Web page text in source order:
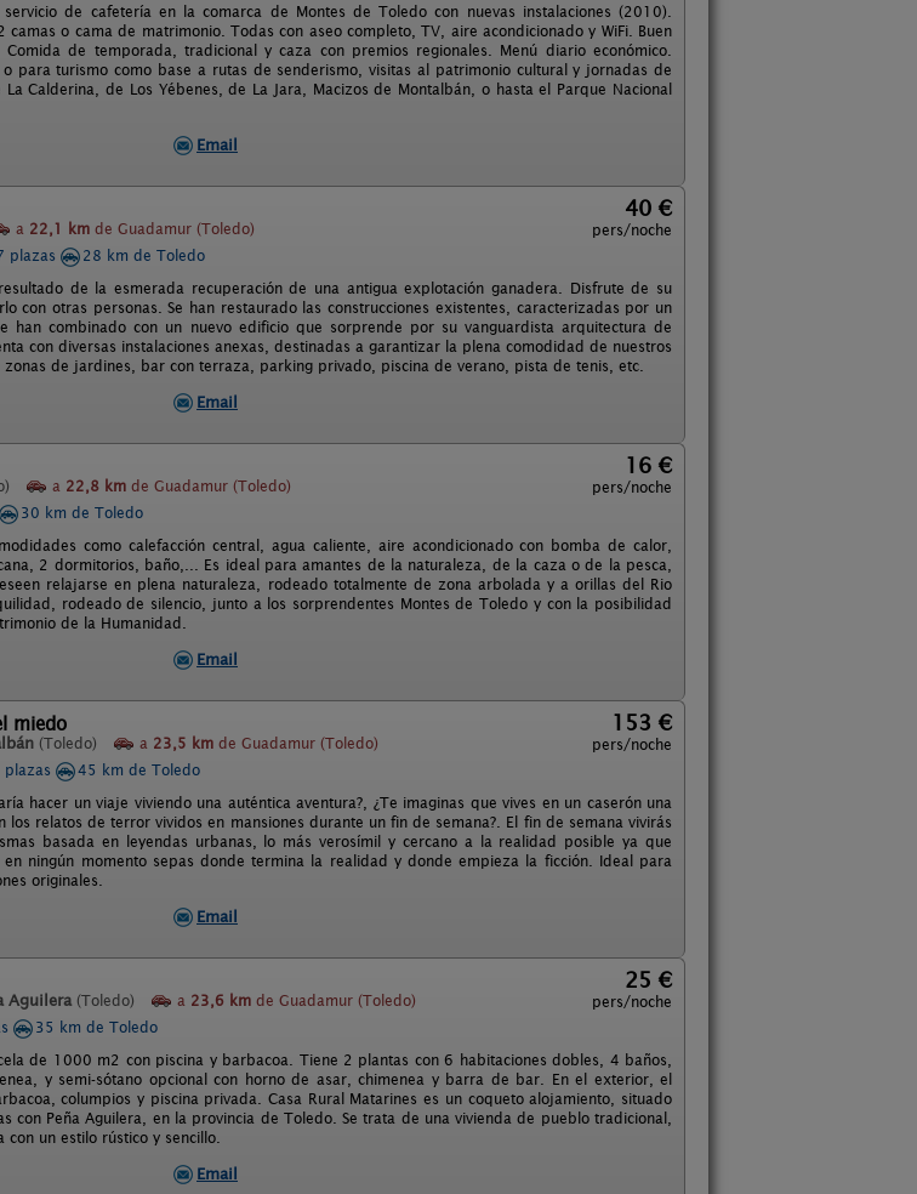
de cafetería en la comarca de Montes de Toledo con nuevas instalaciones (2010).
camas o cama de matrimonio. Todas con aseo completo, TV, aire acondicionado y WiFi. Buen
de temporada, tradicional y caza con premios regionales. Menú diario económico.
para turismo como base a rutas de senderismo, visitas al patrimonio cultural y jornadas de
Calderina, de Los Yébenes, de La Jara, Macizos de Montalbán, o hasta el Parque Nacional
Email
a 22,1 km de Guadamur (Toledo)
40 €
pers/noche
plazas
28 km de Toledo
de la esmerada recuperación de una antigua explotación ganadera. Disfrute de su
con otras personas. Se han restaurado las construcciones existentes, caracterizadas por un
han combinado con un nuevo edificio que sorprende por su vanguardista arquitectura de
con diversas instalaciones anexas, destinadas a garantizar la plena comodidad de nuestros
zonas de jardines, bar con terraza, parking privado, piscina de verano, pista de tenis, etc.
Email
a 22,8 km de Guadamur (Toledo)
16 €
pers/noche
30 km de Toledo
como calefacción central, agua caliente, aire acondicionado con bomba de calor,
2 dormitorios, baño,... Es ideal para amantes de la naturaleza, de la caza o de la pesca,
relajarse en plena naturaleza, rodeado totalmente de zona arbolada y a orillas del Rio
rodeado de silencio, junto a los sorprendentes Montes de Toledo y con la posibilidad
de la Humanidad.
Email
miedo
(Toledo) a 23,5 km de Guadamur (Toledo)
153 €
pers/noche
plazas
45 km de Toledo
hacer un viaje viviendo una auténtica aventura?, ¿Te imaginas que vives en un caserón una
los relatos de terror vividos en mansiones durante un fin de semana?. El fin de semana vivirás
basada en leyendas urbanas, lo más verosímil y cercano a la realidad posible ya que
ningún momento sepas donde termina la realidad y donde empieza la ficción. Ideal para
originales.
Email
Aguilera (Toledo) a 23,6 km de Guadamur (Toledo)
25 €
pers/noche
35 km de Toledo
de 1000 m2 con piscina y barbacoa. Tiene 2 plantas con 6 habitaciones dobles, 4 baños,
y semi-sótano opcional con horno de asar, chimenea y barra de bar. En el exterior, el
columpios y piscina privada. Casa Rural Matarines es un coqueto alojamiento, situado
con Peña Aguilera, en la provincia de Toledo. Se trata de una vivienda de pueblo tradicional,
un estilo rústico y sencillo.
Email